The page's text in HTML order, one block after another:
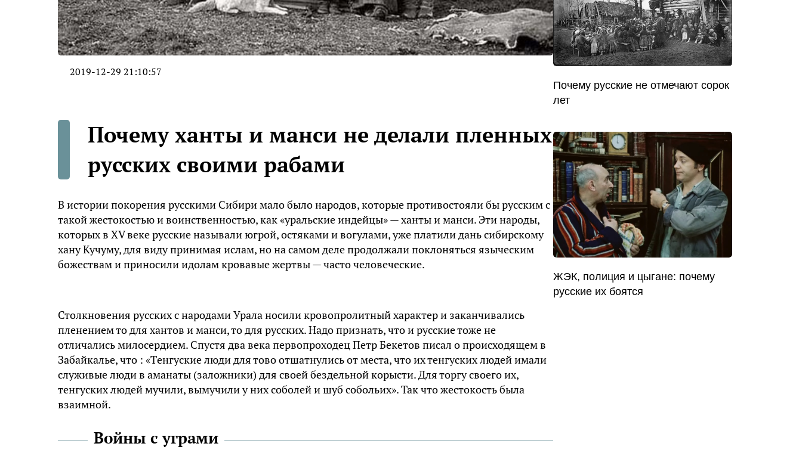
2019-12-29 21:10:57
Почему ханты и манси не делали пленных
русских своими рабами
В истории покорения русскими Сибири мало было народов, которые противостояли бы русским с
такой жестокостью и воинственностью, как «уральские индейцы» — ханты и манси. Эти народы,
которых в XV веке русские называли югрой, остяками и вогулами, уже платили дань сибирскому
хану Кучуму, для виду принимая ислам, но на самом деле продолжали поклоняться языческим
божествам и приносили идолам кровавые жертвы — часто человеческие.
Столкновения русских с народами Урала носили кровопролитный характер и заканчивались
пленением то для хантов и манси, то для русских. Надо признать, что и русские тоже не
отличались милосердием. Спустя два века первопроходец Петр Бeкeтов писал о происходящем в
Забайкалье, что : «Тeнгуские люди для тово отшатнулись от места, что их тeнгуских людей имaли
служивые люди в аманаты (заложники) для своей бездельной корысти. Для торгу своего их,
тeнгуских людей мучили, вымучили у них соболей и шуб собoльих». Так что жестокость была
взаимной.
Войны с уграми
Почему русские не отмечают сорок
лет
ЖЭК, полиция и цыгане: почему
русские их боятся